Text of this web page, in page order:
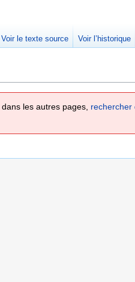
dans les autres pages, rechercher
Voir le texte source Voir l’historique